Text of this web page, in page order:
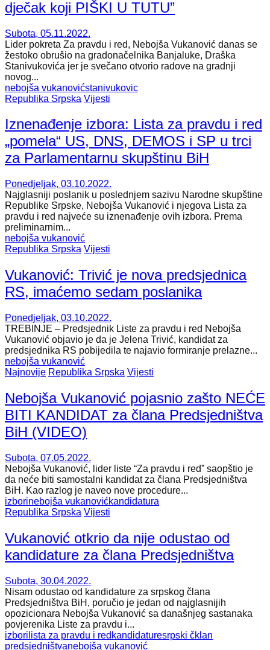
dječak koji PIŠKI U TUTU”
Subota, 05.11.2022.
Lider pokreta Za pravdu i red, Nebojša Vukanović danas se
žestoko obrušio na gradonačelnika Banjaluke, Draška
Stanivukovića jer je svečano otvorio radove na gradnji
novog...
nebojša vukanovićstanivukovic
Republika Srpska Vijesti
Iznenađenje izbora: Lista za pravdu i red
„pomela“ US, DNS, DEMOS i SP u trci
za Parlamentarnu skupštinu BiH
Ponedjeljak, 03.10.2022.
Najglasniji poslanik u poslednjem sazivu Narodne skupštine
Republike Srpske, Nebojša Vukanović i njegova Lista za
pravdu i red najveće su iznenađenje ovih izbora. Prema
preliminarnim...
nebojša vukanović
Republika Srpska Vijesti
Vukanović: Trivić je nova predsjednica
RS, imaćemo sedam poslanika
Ponedjeljak, 03.10.2022.
TREBINJE – Predsjednik Liste za pravdu i red Nebojša
Vukanović objavio je da je Jelena Trivić, kandidat za
predsjednika RS pobijedila te najavio formiranje prelazne...
nebojša vukanović
Najnovije Republika Srpska Vijesti
Nebojša Vukanović pojasnio zašto NEĆE
BITI KANDIDAT za člana Predsjedništva
BiH (VIDEO)
Subota, 07.05.2022.
Nebojša Vukanović, lider liste “Za pravdu i red” saopštio je
da neće biti samostalni kandidat za člana Predsjedništva
BiH. Kao razlog je naveo nove procedure...
izborinebojša vukanovićkandidatura
Republika Srpska Vijesti
Vukanović otkrio da nije odustao od
kandidature za člana Predsjedništva
Subota, 30.04.2022.
Nisam odustao od kandidature za srpskog člana
Predsjedništva BiH, poručio je jedan od najglasnijih
opozicionara Nebojša Vukanović sa današnjeg sastanaka
povjerenika Liste za pravdu i...
izbori lista za pravdu i red kandidaturesrpski čklan
predsjedništvanebojša vukanović